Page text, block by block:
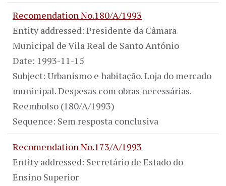
Recomendation No.180/A/1993
Entity addressed: Presidente da Câmara
Municipal de Vila Real de Santo António
Date: 1993-11-15
Subject: Urbanismo e habitação. Loja do mercado
municipal. Despesas com obras necessárias.
Reembolso (180/A/1993)
Sequence: Sem resposta conclusiva
Recomendation No.173/A/1993
Entity addressed: Secretário de Estado do
Ensino Superior